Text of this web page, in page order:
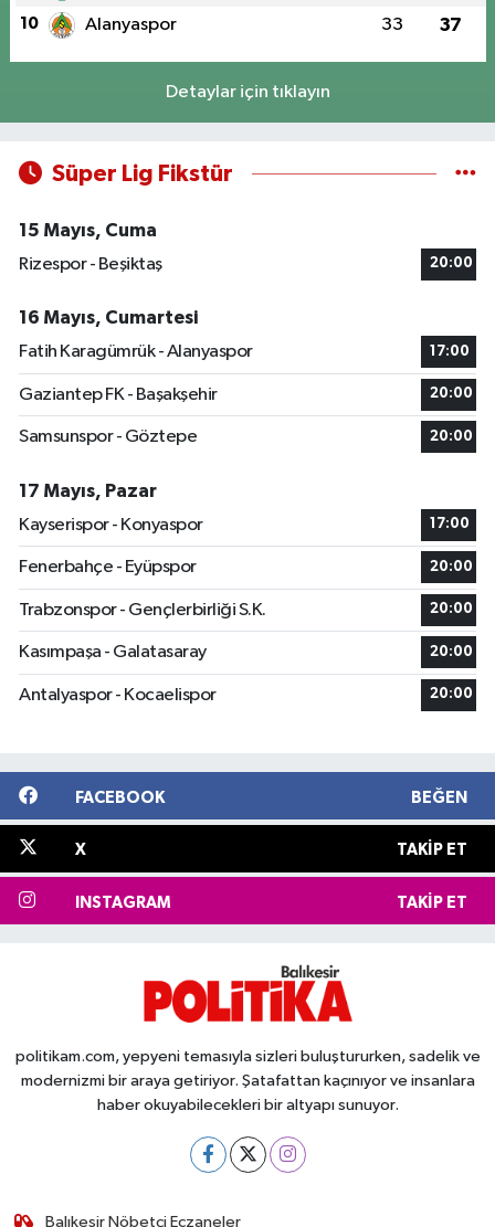
10 Alanyaspor 33 37
Detaylar için tıklayın
Süper Lig Fikstür
15 Mayıs, Cuma
Rizespor - Beşiktaş
20:00
16 Mayıs, Cumartesi
Fatih Karagümrük - Alanyaspor
17:00
Gaziantep FK - Başakşehir 20:00
Samsunspor - Göztepe 20:00
17 Mayıs, Pazar
Kayserispor - Konyaspor
17:00
Fenerbahçe - Eyüpspor 20:00
Trabzonspor - Gençlerbirliği S.K. 20:00
Kasımpaşa - Galatasaray 20:00
Antalyaspor - Kocaelispor 20:00
FACEBOOK BEĞEN
X TAKIP ET
INSTAGRAM TAKIP ET
politikam.com, yepyeni temasıyla sizleri buluştururken, sadelik ve
modernizmi bir araya getiriyor. Şatafattan kaçınıyor ve insanlara
haber okuyabilecekleri bir altyapı sunuyor.
Balıkesir Nöbetçi Eczaneler